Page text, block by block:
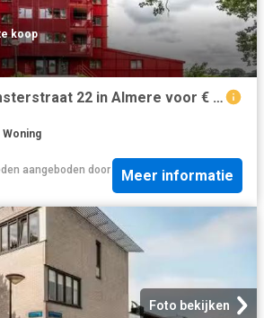
koop
Huis te koop Hamsterstraat 22 in Almere voor € 365.000
aangeboden door
Meer informatie
Foto bekijken